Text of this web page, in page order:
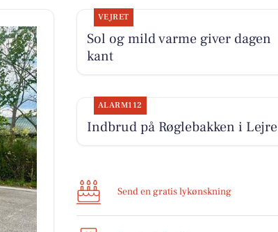
VEJRET
Sol og mild varme giver dagen
kant
ALARM112
Indbrud på Røglebakken i Lejre
Send en gratis lykønskning